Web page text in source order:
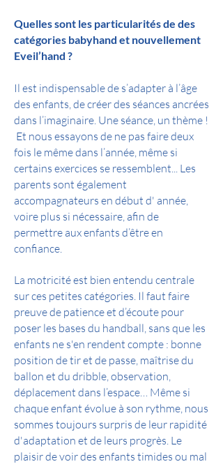
Quelles sont les particularités de des
catégories babyhand et nouvellement
Eveil’hand ?
Il est indispensable de s’adapter à l’âge
des enfants, de créer des séances ancrées
dans l’imaginaire. Une séance, un thème !
Et nous essayons de ne pas faire deux
fois le même dans l’année, même si
certains exercices se ressemblent... Les
parents sont également
accompagnateurs en début d' année,
voire plus si nécessaire, afin de
permettre aux enfants d’être en
confiance.
La motricité est bien entendu centrale
sur ces petites catégories. Il faut faire
preuve de patience et d’écoute pour
poser les bases du handball, sans que les
enfants ne s'en rendent compte : bonne
position de tir et de passe, maîtrise du
ballon et du dribble, observation,
déplacement dans l’espace… Même si
chaque enfant évolue à son rythme, nous
sommes toujours surpris de leur rapidité
d'adaptation et de leurs progrès. Le
plaisir de voir des enfants timides ou mal